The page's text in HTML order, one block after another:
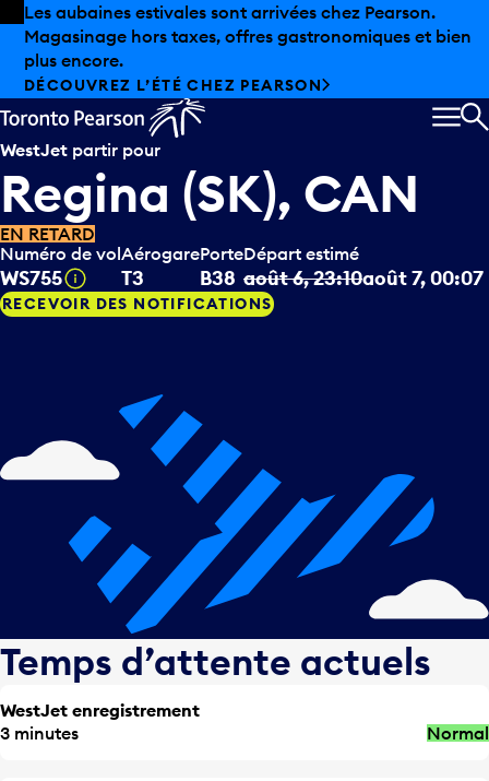
Skip to offers
Passer au contenu principal
Les aubaines estivales sont arrivées chez Pearson.
Magasinage hors taxes, offres gastronomiques et bien
plus encore.
DÉCOUVREZ L’ÉTÉ CHEZ PEARSON
WestJet partir pour
Regina (SK), CAN
EN RETARD
Numéro de vol
WS755 Infobulle
Aérogare
T3
Porte
B38
Départ estimé
août 6, 23:10août 7, 00:07
RECEVOIR DES NOTIFICATIONS
Temps d’attente actuels
WestJet enregistrement
3 minutes
Normal